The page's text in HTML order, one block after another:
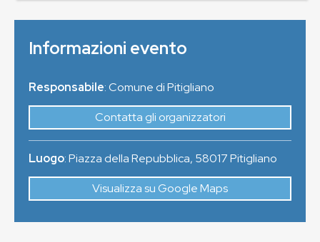
Informazioni evento
Responsabile: Comune di Pitigliano
Contatta gli organizzatori
Luogo:Piazza della Repubblica, 58017Pitigliano
Visualizza su Google Maps